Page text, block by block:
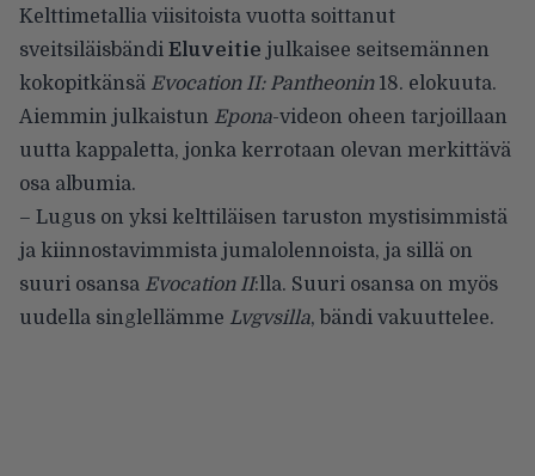
Kelttimetallia viisitoista vuotta soittanut
sveitsiläisbändi Eluveitie julkaisee seitsemännen
kokopitkänsä Evocation II: Pantheonin18. elokuuta.
Aiemmin julkaistun Epona-videon oheen tarjoillaan
uutta kappaletta, jonka kerrotaan olevan merkittävä
osa albumia.
– Lugus on yksi kelttiläisen taruston mystisimmistä
ja kiinnostavimmista jumalolennoista, ja sillä on
suuri osansa Evocation II:lla. Suuri osansa on myös
uudella singlellämme Lvgvsilla, bändi vakuuttelee.